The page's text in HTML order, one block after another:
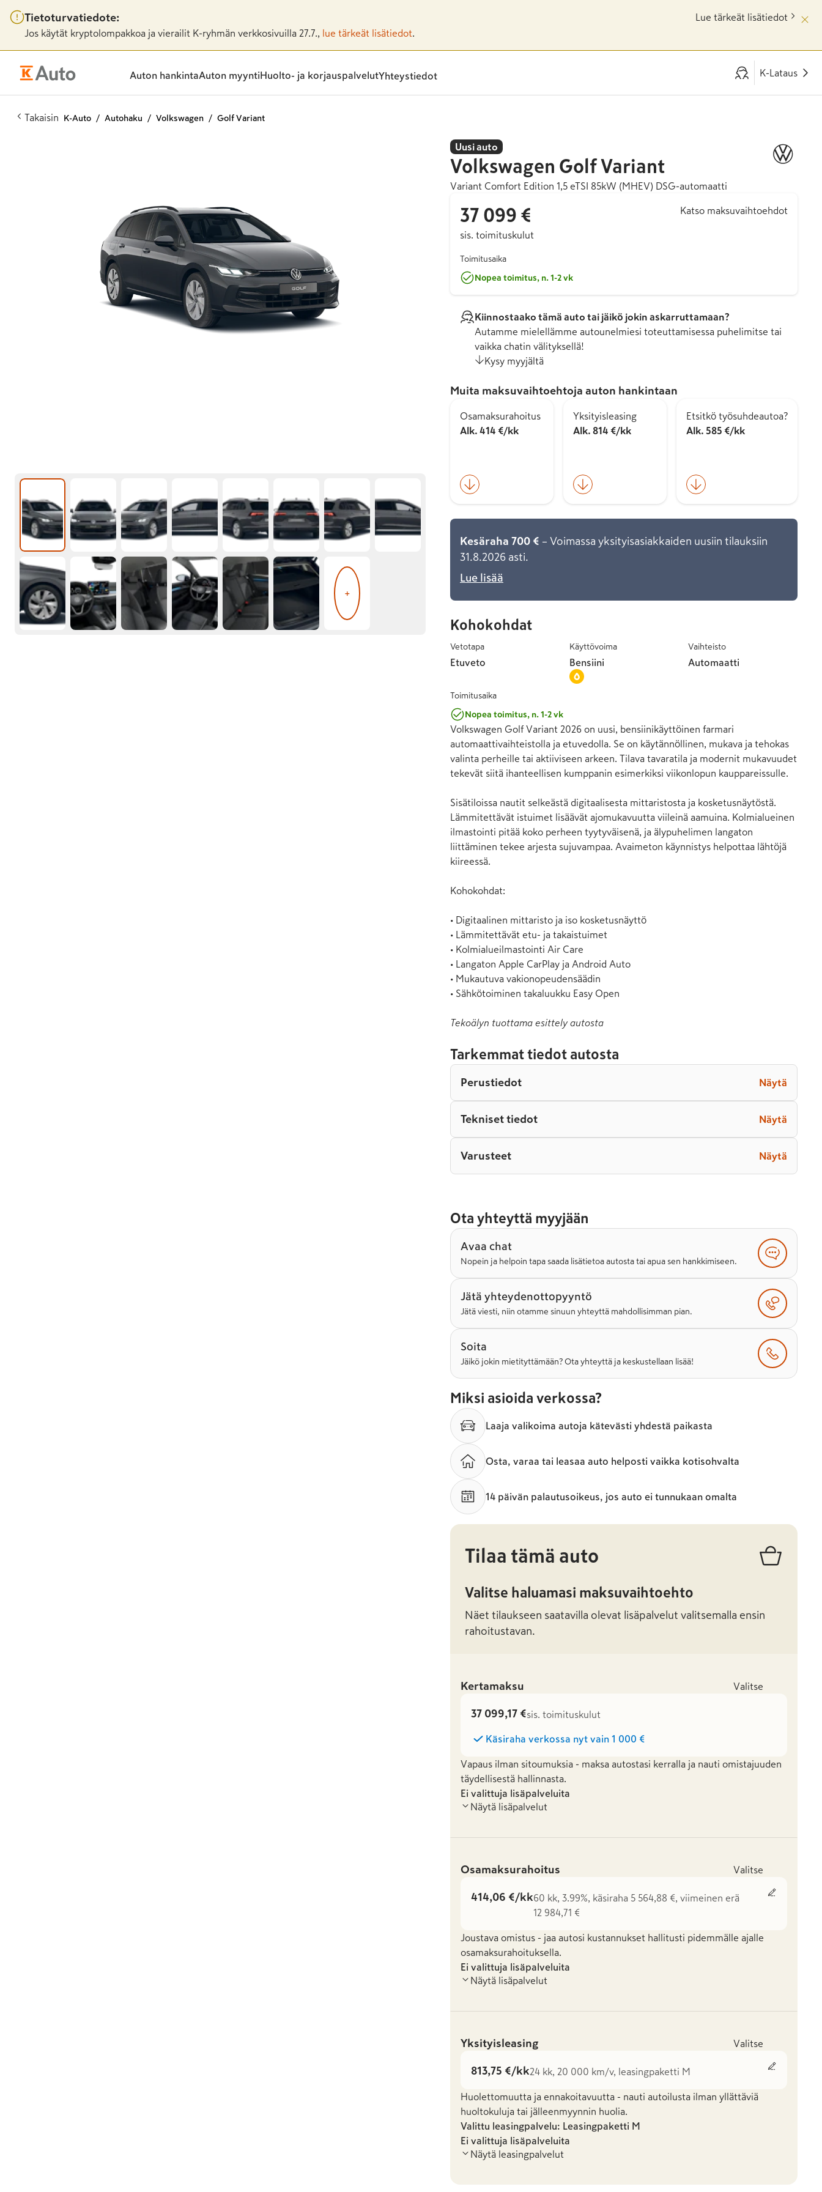
Tietoturvatiedote:
Jos käytät kryptolompakkoa ja vierailit K-ryhmän verkkosivuilla 27.7., lue tärkeät lisätiedot
Lue tärkeät lisätiedot
Auton hankintaAuton myynti Huolto- ja korjauspalvelutYhteystiedot K-Lataus
Takaisin K-Auto Autohaku Volkswagen Golf Variant
+
Uusi auto
Volkswagen Golf Variant
Variant Comfort Edition 1,5 eTSI 85kW (MHEV) DSG-automaatti
37 099 €
sis. toimituskulut
Katso maksuvaihtoehdot
Toimitusaika
Nopea toimitus, n. 1-2 vk
Kiinnostaako tämä auto tai jäikö jokin askarruttamaan?
Autamme mielellämme autounelmiesi toteuttamisessa puhelimitse tai
vaikka chatin välityksellä!
Kysy myyjältä
Muita maksuvaihtoehtoja auton hankintaan
Osamaksurahoitus
Alk. 414 €/kk
Yksityisleasing
Alk. 814 €/kk
Etsitkö työsuhdeautoa?
Alk. 585 €/kk
Kesäraha 700 € – Voimassa yksityisasiakkaiden uusiin tilauksiin
31.8.2026 asti.
Lue lisää
Kohokohdat
Vetotapa
Etuveto
Käyttövoima
Bensiini
Vaihteisto
Automaatti
Toimitusaika
Nopea toimitus, n. 1-2 vk
Volkswagen Golf Variant 2026 on uusi, bensiinikäyttöinen farmari
automaattivaihteistolla ja etuvedolla. Se on käytännöllinen, mukava ja tehokas
valinta perheille tai aktiiviseen arkeen. Tilava tavaratila ja modernit mukavuudet
tekevät siitä ihanteellisen kumppanin esimerkiksi viikonlopun kauppareissulle.
Sisätiloissa nautit selkeästä digitaalisesta mittaristosta ja kosketusnäytöstä.
Lämmitettävät istuimet lisäävät ajomukavuutta viileinä aamuina. Kolmialueinen
ilmastointi pitää koko perheen tyytyväisenä, ja älypuhelimen langaton
liittäminen tekee arjesta sujuvampaa. Avaimeton käynnistys helpottaa lähtöjä
kiireessä.
Kohokohdat:
• Digitaalinen mittaristo ja iso kosketusnäyttö
• Lämmitettävät etu- ja takaistuimet
• Kolmialueilmastointi Air Care
• Langaton Apple CarPlay ja Android Auto
• Mukautuva vakionopeudensäädin
• Sähkötoiminen takaluukku Easy Open
Tekoälyn tuottama esittely autosta
Tarkemmat tiedot autosta
Perustiedot Näytä
Tekniset tiedot Näytä
Varusteet Näytä
Ota yhteyttä myyjään
Avaa chat
Nopein ja helpoin tapa saada lisätietoa autosta tai apua sen hankkimiseen.
Jätä yhteydenottopyyntö
Jätä viesti, niin otamme sinuun yhteyttä mahdollisimman pian.
Soita
Jäikö jokin mietityttämään? Ota yhteyttä ja keskustellaan lisää!
Miksi asioida verkossa?
Laaja valikoima autoja kätevästi yhdestä paikasta
Osta, varaa tai leasaa auto helposti vaikka kotisohvalta
14 päivän palautusoikeus, jos auto ei tunnukaan omalta
Tilaa tämä auto
Valitse haluamasi maksuvaihtoehto
Näet tilaukseen saatavilla olevat lisäpalvelut valitsemalla ensin
rahoitustavan.
Kertamaksu Valitse
37 099,17 €sis. toimituskulut
Käsiraha verkossa nyt vain 1 000 €
Vapaus ilman sitoumuksia - maksa autostasi kerralla ja nauti omistajuuden
täydellisestä hallinnasta.
Ei valittuja lisäpalveluita
Näytä lisäpalvelut
Osamaksurahoitus Valitse
414,06 €/kk60 kk, 3.99%, käsiraha 5 564,88 €, viimeinen erä
12 984,71 €
Joustava omistus - jaa autosi kustannukset hallitusti pidemmälle ajalle
osamaksurahoituksella.
Ei valittuja lisäpalveluita
Näytä lisäpalvelut
Yksityisleasing Valitse
813,75 €/kk24 kk, 20 000 km/v, leasingpaketti M
Huolettomuutta ja ennakoitavuutta - nauti autoilusta ilman yllättäviä
huoltokuluja tai jälleenmyynnin huolia.
Valittu leasingpalvelu: Leasingpaketti M
Ei valittuja lisäpalveluita
Näytä leasingpalvelut